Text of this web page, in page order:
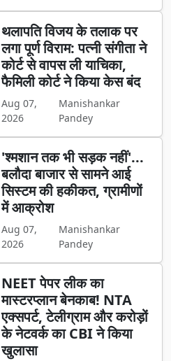
थलापति विजय के तलाक पर
लगा पूर्ण विराम: पत्नी संगीता ने
कोर्ट से वापस ली याचिका,
फैमिली कोर्ट ने किया केस बंद
Aug 07,
2026
Manishankar
Pandey
'श्मशान तक भी सड़क नहीं'...
बलौदा बाजार से सामने आई
सिस्टम की हकीकत, ग्रामीणों
में आक्रोश
Aug 07,
2026
Manishankar
Pandey
NEET पेपर लीक का
मास्टरप्लान बेनकाब! NTA
एक्सपर्ट, टेलीग्राम और करोड़ों
के नेटवर्क का CBI ने किया
खुलासा